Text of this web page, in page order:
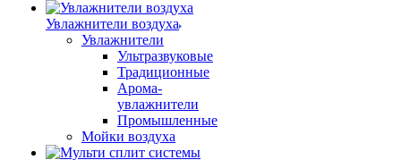
Увлажнители воздуха
Увлажнители
Ультразвуковые
Традиционные
Арома-
увлажнители
Промышленные
Мойки воздуха